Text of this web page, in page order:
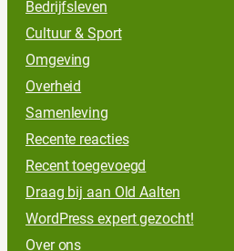
Bedrijfsleven
Cultuur & Sport
Omgeving
Overheid
Samenleving
Recente reacties
Recent toegevoegd
Draag bij aan Old Aalten
WordPress expert gezocht!
Over ons